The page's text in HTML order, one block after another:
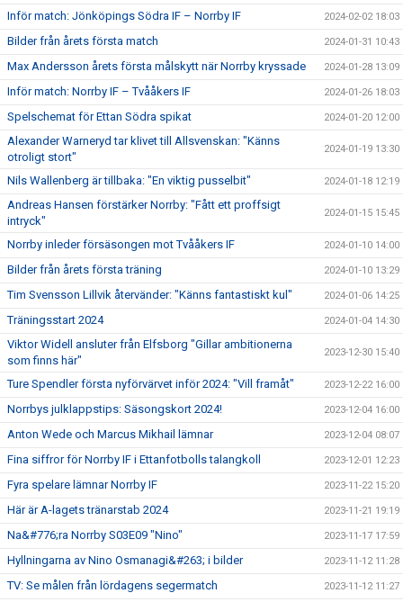
Inför match: Jönköpings Södra IF – Norrby IF 2024-02-02 18:03
Bilder från årets första match 2024-01-31 10:43
Max Andersson årets första målskytt när Norrby kryssade 2024-01-28 13:09
Inför match: Norrby IF – Tvååkers IF 2024-01-26 18:03
Spelschemat för Ettan Södra spikat 2024-01-20 12:00
Alexander Warneryd tar klivet till Allsvenskan: "Känns
otroligt stort"
2024-01-19 13:30
Nils Wallenberg är tillbaka: "En viktig pusselbit" 2024-01-18 12:19
Andreas Hansen förstärker Norrby: "Fått ett proffsigt
intryck"
2024-01-15 15:45
Norrby inleder försäsongen mot Tvååkers IF 2024-01-10 14:00
Bilder från årets första träning 2024-01-10 13:29
Tim Svensson Lillvik återvänder: "Känns fantastiskt kul" 2024-01-06 14:25
Träningsstart 2024 2024-01-04 14:30
Viktor Widell ansluter från Elfsborg "Gillar ambitionerna
som finns här"
2023-12-30 15:40
Ture Spendler första nyförvärvet inför 2024: "Vill framåt" 2023-12-22 16:00
Norrbys julklappstips: Säsongskort 2024! 2023-12-04 16:00
Anton Wede och Marcus Mikhail lämnar 2023-12-04 08:07
Fina siffror för Norrby IF i Ettanfotbolls talangkoll 2023-12-01 12:23
Fyra spelare lämnar Norrby IF 2023-11-22 15:20
Här är A-lagets tränarstab 2024 2023-11-21 19:19
Na&#776;ra Norrby S03E09 "Nino" 2023-11-17 17:59
Hyllningarna av Nino Osmanagi&#263; i bilder 2023-11-12 11:28
TV: Se målen från lördagens segermatch 2023-11-12 11:27